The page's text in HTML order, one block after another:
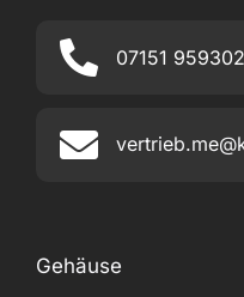
07151
Gehäuse